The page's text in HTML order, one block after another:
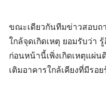
ขณะเดียวกันทีมข่าวสอบถ
ใกล้จุดเกิดเหตุ ยอมรับว่า
ก่อนหน้านี้เพิ่งเกิดเหตุแผ่น
เติมอาคารใกล้เคียงที่มีรอ